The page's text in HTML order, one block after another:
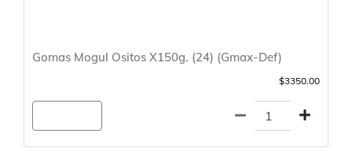
Gomas Mogul Ositos X150g. (24) (Gmax-Def)
$3350.00